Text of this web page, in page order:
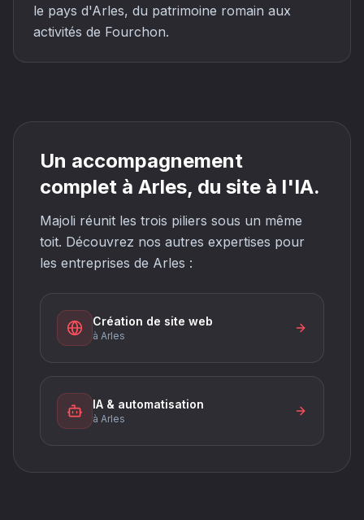
le pays d'Arles, du patrimoine romain aux
activités de Fourchon.
Un accompagnement
complet à Arles, du site à l'IA.
Majoli réunit les trois piliers sous un même
toit. Découvrez nos autres expertises pour
les entreprises de Arles :
Création de site web
à Arles
IA & automatisation
à Arles